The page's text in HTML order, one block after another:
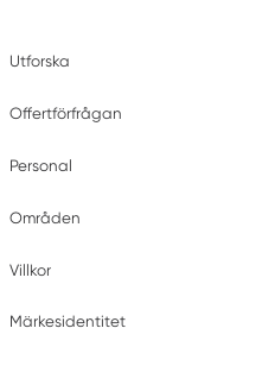
Utforska
Offertförfrågan
Personal
Områden
Villkor
Märkesidentitet